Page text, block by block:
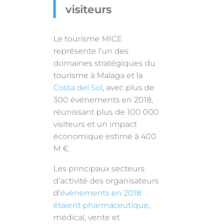
visiteurs
Le tourisme MICE
représente l’un des
domaines stratégiques du
tourisme à Malaga et la
Costa del Sol, avec plus de
300 événements en 2018,
réunissant plus de 100 000
visiteurs et un impact
économique estimé à 400
M €.
Les principaux secteurs
d’activité des organisateurs
d’événements en 2018
étaient pharmaceutique,
médical, vente et